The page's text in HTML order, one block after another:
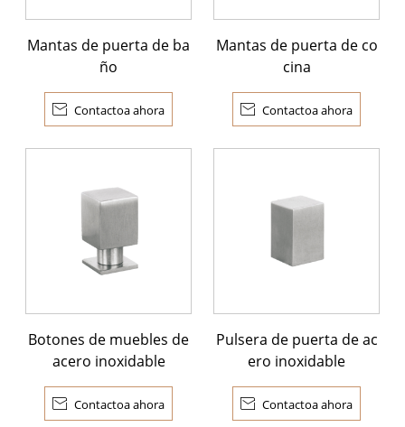
Mantas de puerta de ba
ño
 Contactoa ahora
Mantas de puerta de co
cina
 Contactoa ahora
Botones de muebles de
acero inoxidable
 Contactoa ahora
Pulsera de puerta de ac
ero inoxidable
 Contactoa ahora